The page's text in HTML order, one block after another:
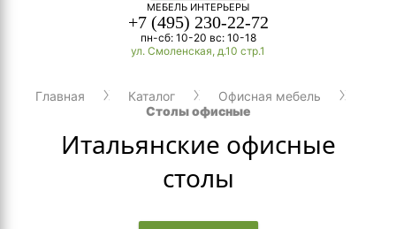
МЕБЕЛЬ ИНТЕРЬЕРЫ
+7 (495) 230-22-72
пн-сб: 10-20 вс: 10-18
ул. Смоленская, д.10 стр.1
Главная Каталог
Офисная мебель
Столы офисные
Итальянские офисные
столы